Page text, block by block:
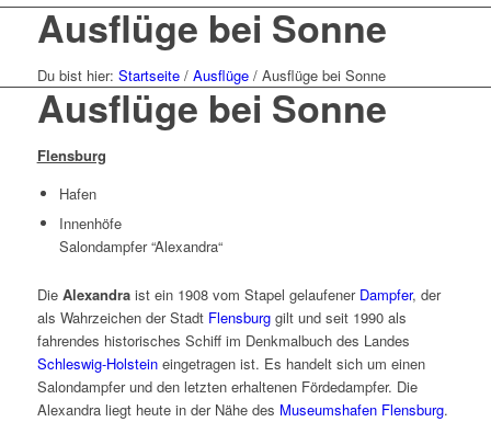
Ausflüge bei Sonne
Du bist hier: Startseite / Ausflüge / Ausflüge bei Sonne
Ausflüge bei Sonne
Flensburg
Hafen
Innenhöfe
Salondampfer “Alexandra“
Die Alexandraist ein 1908 vom Stapel gelaufener Dampfer, der
als Wahrzeichen der Stadt Flensburggilt und seit 1990 als
fahrendes historisches Schiff im Denkmalbuch des Landes
Schleswig-Holsteineingetragen ist. Es handelt sich um einen
Salondampfer und den letzten erhaltenen Fördedampfer. Die
Alexandra liegt heute in der Nähe des Museumshafen Flensburg.